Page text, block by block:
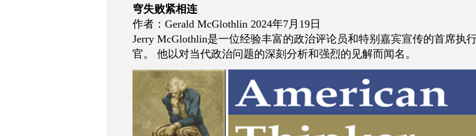
穹失败紧相连
作者：Gerald McGlothlin 2024年7月19日
Jerry McGlothlin是一位经验丰富的政治评论员和特别嘉宾宣传的首席执
官。 他以对当代政治问题的深刻分析和强烈的见解而闻名。